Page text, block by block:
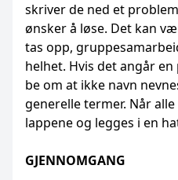
skriver de ned et
ønsker å løse. Det kan
tas opp,
helhet. Hvis det angår
be om at ikke navn
generelle termer. Når
lappene og legges i en
GJENNOMGANG